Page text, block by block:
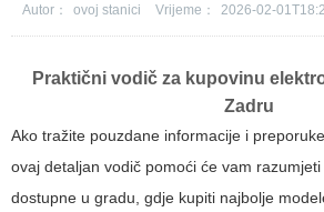
Autor： ovoj stanici Vrijeme： 2026-02-
Praktični vodič za kupovinu
Zadru
Ako tražite pouzdane informacije i
ovaj detaljan vodič pomoći će vam
dostupne u gradu, gdje kupiti najbolje